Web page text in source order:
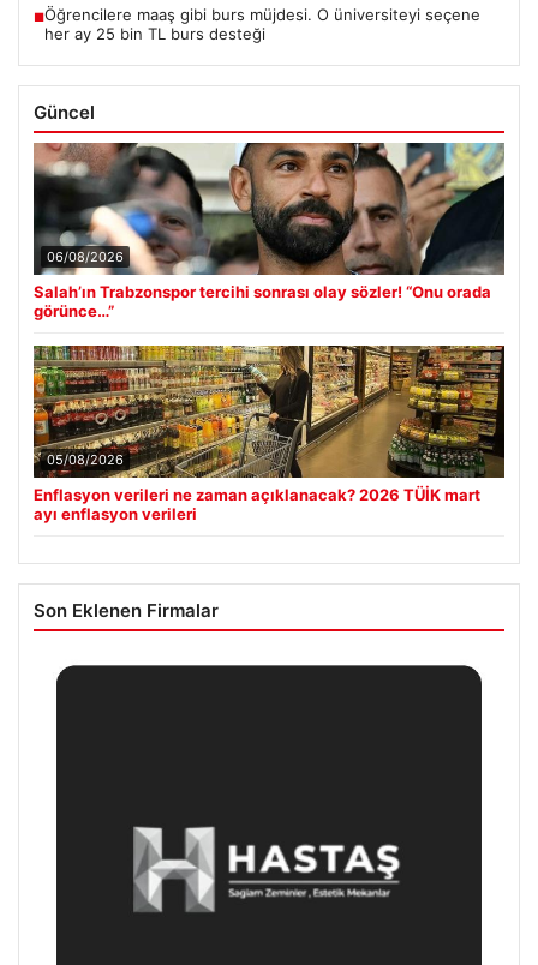
■Öğrencilere maaş gibi burs müjdesi. O üniversiteyi seçene
her ay 25 bin TL burs desteği
Güncel
06/08/2026
Salah’ın Trabzonspor tercihi sonrası olay sözler! “Onu orada
görünce…”
05/08/2026
Enflasyon verileri ne zaman açıklanacak? 2026 TÜİK mart
ayı enflasyon verileri
Son Eklenen Firmalar